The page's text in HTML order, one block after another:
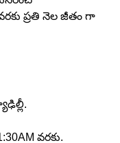
ప్రతి నెల జీతం గా
వరకు.